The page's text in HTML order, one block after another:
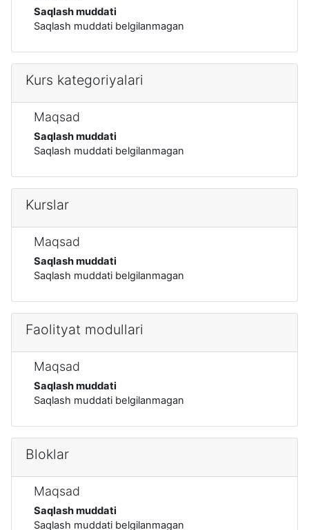
Saqlash muddati
Saqlash muddati belgilanmagan
Kurs kategoriyalari
Maqsad
Saqlash muddati
Saqlash muddati belgilanmagan
Kurslar
Maqsad
Saqlash muddati
Saqlash muddati belgilanmagan
Faolityat modullari
Maqsad
Saqlash muddati
Saqlash muddati belgilanmagan
Bloklar
Maqsad
Saqlash muddati
Saqlash muddati belgilanmagan